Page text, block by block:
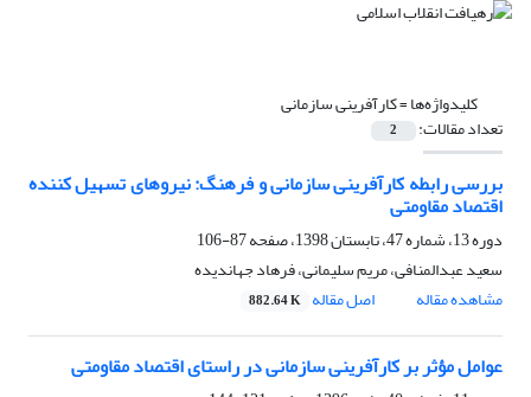
کلیدواژه‌ها =کارآفرینی سازمانی
تعداد مقالات: 2
بررسی رابطه کارآفرینی سازمانی و فرهنگ: نیروهای تسهیل کننده
اقتصاد مقاومتی
دوره 13، شماره 47، تابستان 1398، صفحه
87-106
سعید عبدالمنافی، مریم سلیمانی، فرهاد جهاندیده
مشاهده مقاله
اصل مقاله 882.64 K
عوامل مؤثر بر کارآفرینی سازمانی در راستای اقتصاد مقاومتی